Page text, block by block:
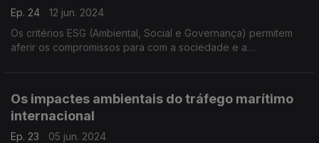
Ep. 24
12 jun. 2024
Os critérios ESG (Ambiental, Social e Governança) permitem
aferir os compromissos para com a sociedade e a
Os impactes ambientais do tráfego marítimo
internacional
Ep. 23
05 jun. 2024